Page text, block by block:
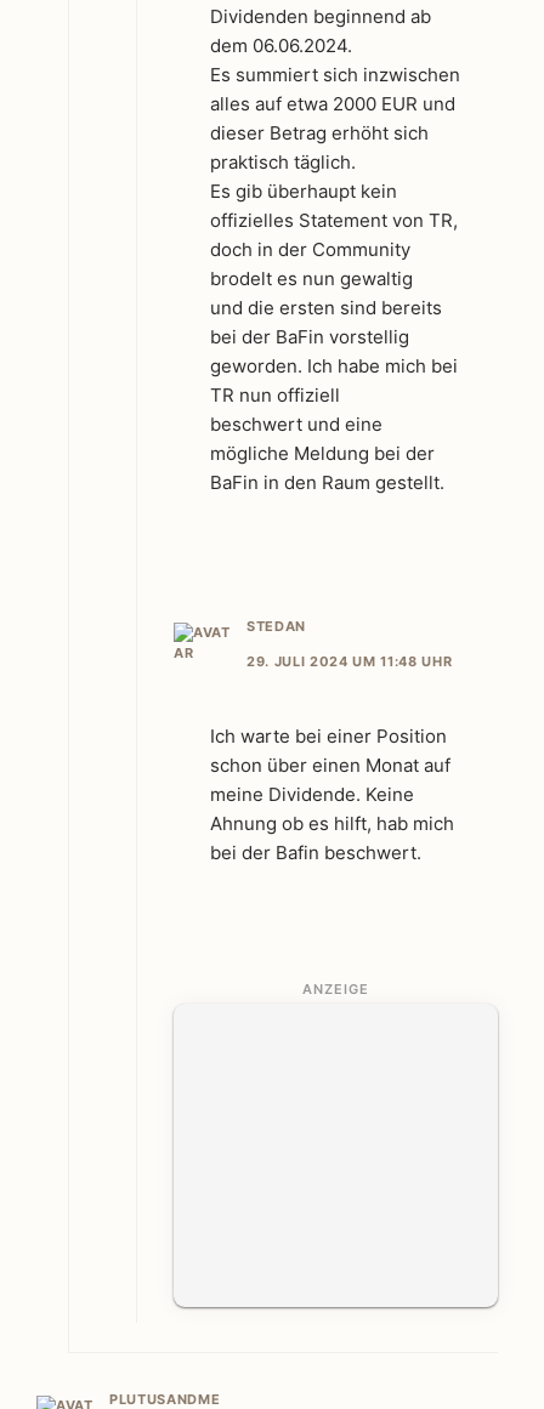
Dividenden beginnend ab
dem 06.06.2024.
Es summiert sich inzwischen
alles auf etwa 2000 EUR und
dieser Betrag erhöht sich
praktisch täglich.
Es gib überhaupt kein
offizielles Statement von TR,
doch in der Community
brodelt es nun gewaltig
und die ersten sind bereits
bei der BaFin vorstellig
geworden. Ich habe mich bei
TR nun offiziell
beschwert und eine
mögliche Meldung bei der
BaFin in den Raum gestellt.
STEDAN
29. JULI 2024 UM 11:48 UHR
Ich warte bei einer Position
schon über einen Monat auf
meine Dividende. Keine
Ahnung ob es hilft, hab mich
bei der Bafin beschwert.
ANZEIGE
PLUTUSANDME